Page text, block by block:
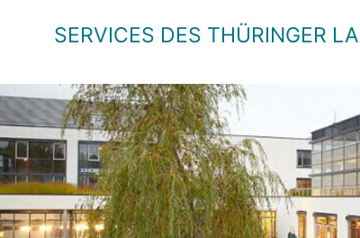
SERVICES DES THÜRINGER